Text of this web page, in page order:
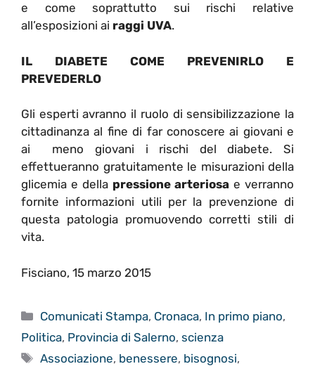
e come soprattutto sui rischi relative
all’esposizioni ai raggi UVA.
IL DIABETE COME PREVENIRLO E
PREVEDERLO
Gli esperti avranno il ruolo di sensibilizzazione la
cittadinanza al fine di far conoscere ai giovani e
ai meno giovani i rischi del diabete. Si
effettueranno gratuitamente le misurazioni della
glicemia e dellapressione arteriosa e verranno
fornite informazioni utili per la prevenzione di
questa patologia promuovendo corretti stili di
vita.
Fisciano, 15 marzo 2015
Categorie
Comunicati Stampa, Cronaca, In primo piano,
Politica, Provincia di Salerno, scienza
Tag
Associazione, benessere, bisognosi,